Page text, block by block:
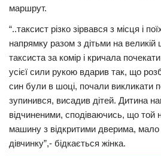
маршрут.
“..таксист різко зірвався з місця і
напрямку разом з дітьми на
таксиста за комір і кричала
усієї сили рукою вдарив так, що
син були в шоці, почали викликати
зупинився, висадив дітей. Дитина
відчиненими, сподіваючись, що той
машину з відкритими дверима,
дівчинку”,- бідкається жінка.